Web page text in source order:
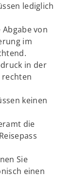
lediglich
von
im
in der
rechten
keinen
die
Sie
einen